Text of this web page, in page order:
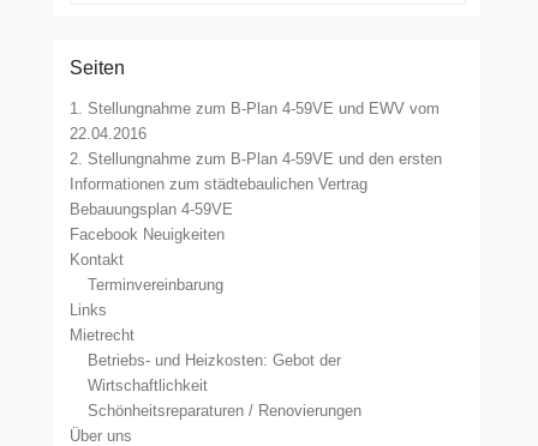
Seiten
1. Stellungnahme zum B-Plan 4-59VE und EWV vom
22.04.2016
2. Stellungnahme zum B-Plan 4-59VE und den ersten
Informationen zum städtebaulichen Vertrag
Bebauungsplan 4-59VE
Facebook Neuigkeiten
Kontakt
Terminvereinbarung
Links
Mietrecht
Betriebs- und Heizkosten: Gebot der
Wirtschaftlichkeit
Schönheitsreparaturen / Renovierungen
Über uns